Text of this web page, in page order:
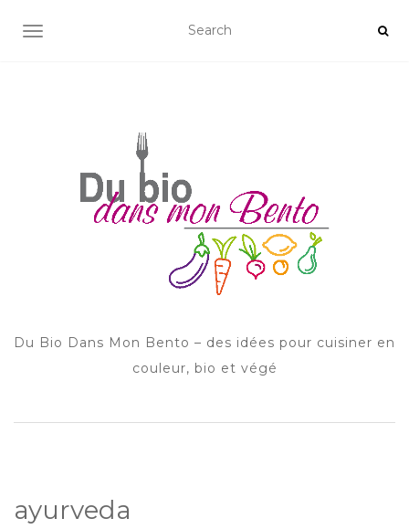
AFFICHER/MASQUER LA NAVIGATION
Du Bio Dans Mon Bento – des idées pour cuisiner en
couleur, bio et végé
ayurveda